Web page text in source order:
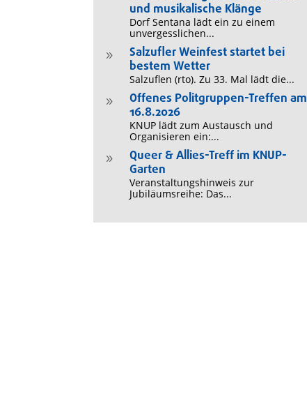
und musikalische Klänge
Dorf Sentana lädt ein zu einem
unvergesslichen...
9
Salzufler Weinfest startet bei
bestem Wetter
Salzuflen (rto). Zu 33. Mal lädt die...
9
Offenes Politgruppen-Treffen am
16.8.2026
KNUP lädt zum Austausch und
Organisieren ein:...
9
Queer & Allies-Treff im KNUP-
Garten
Veranstaltungshinweis zur
Jubiläumsreihe: Das...